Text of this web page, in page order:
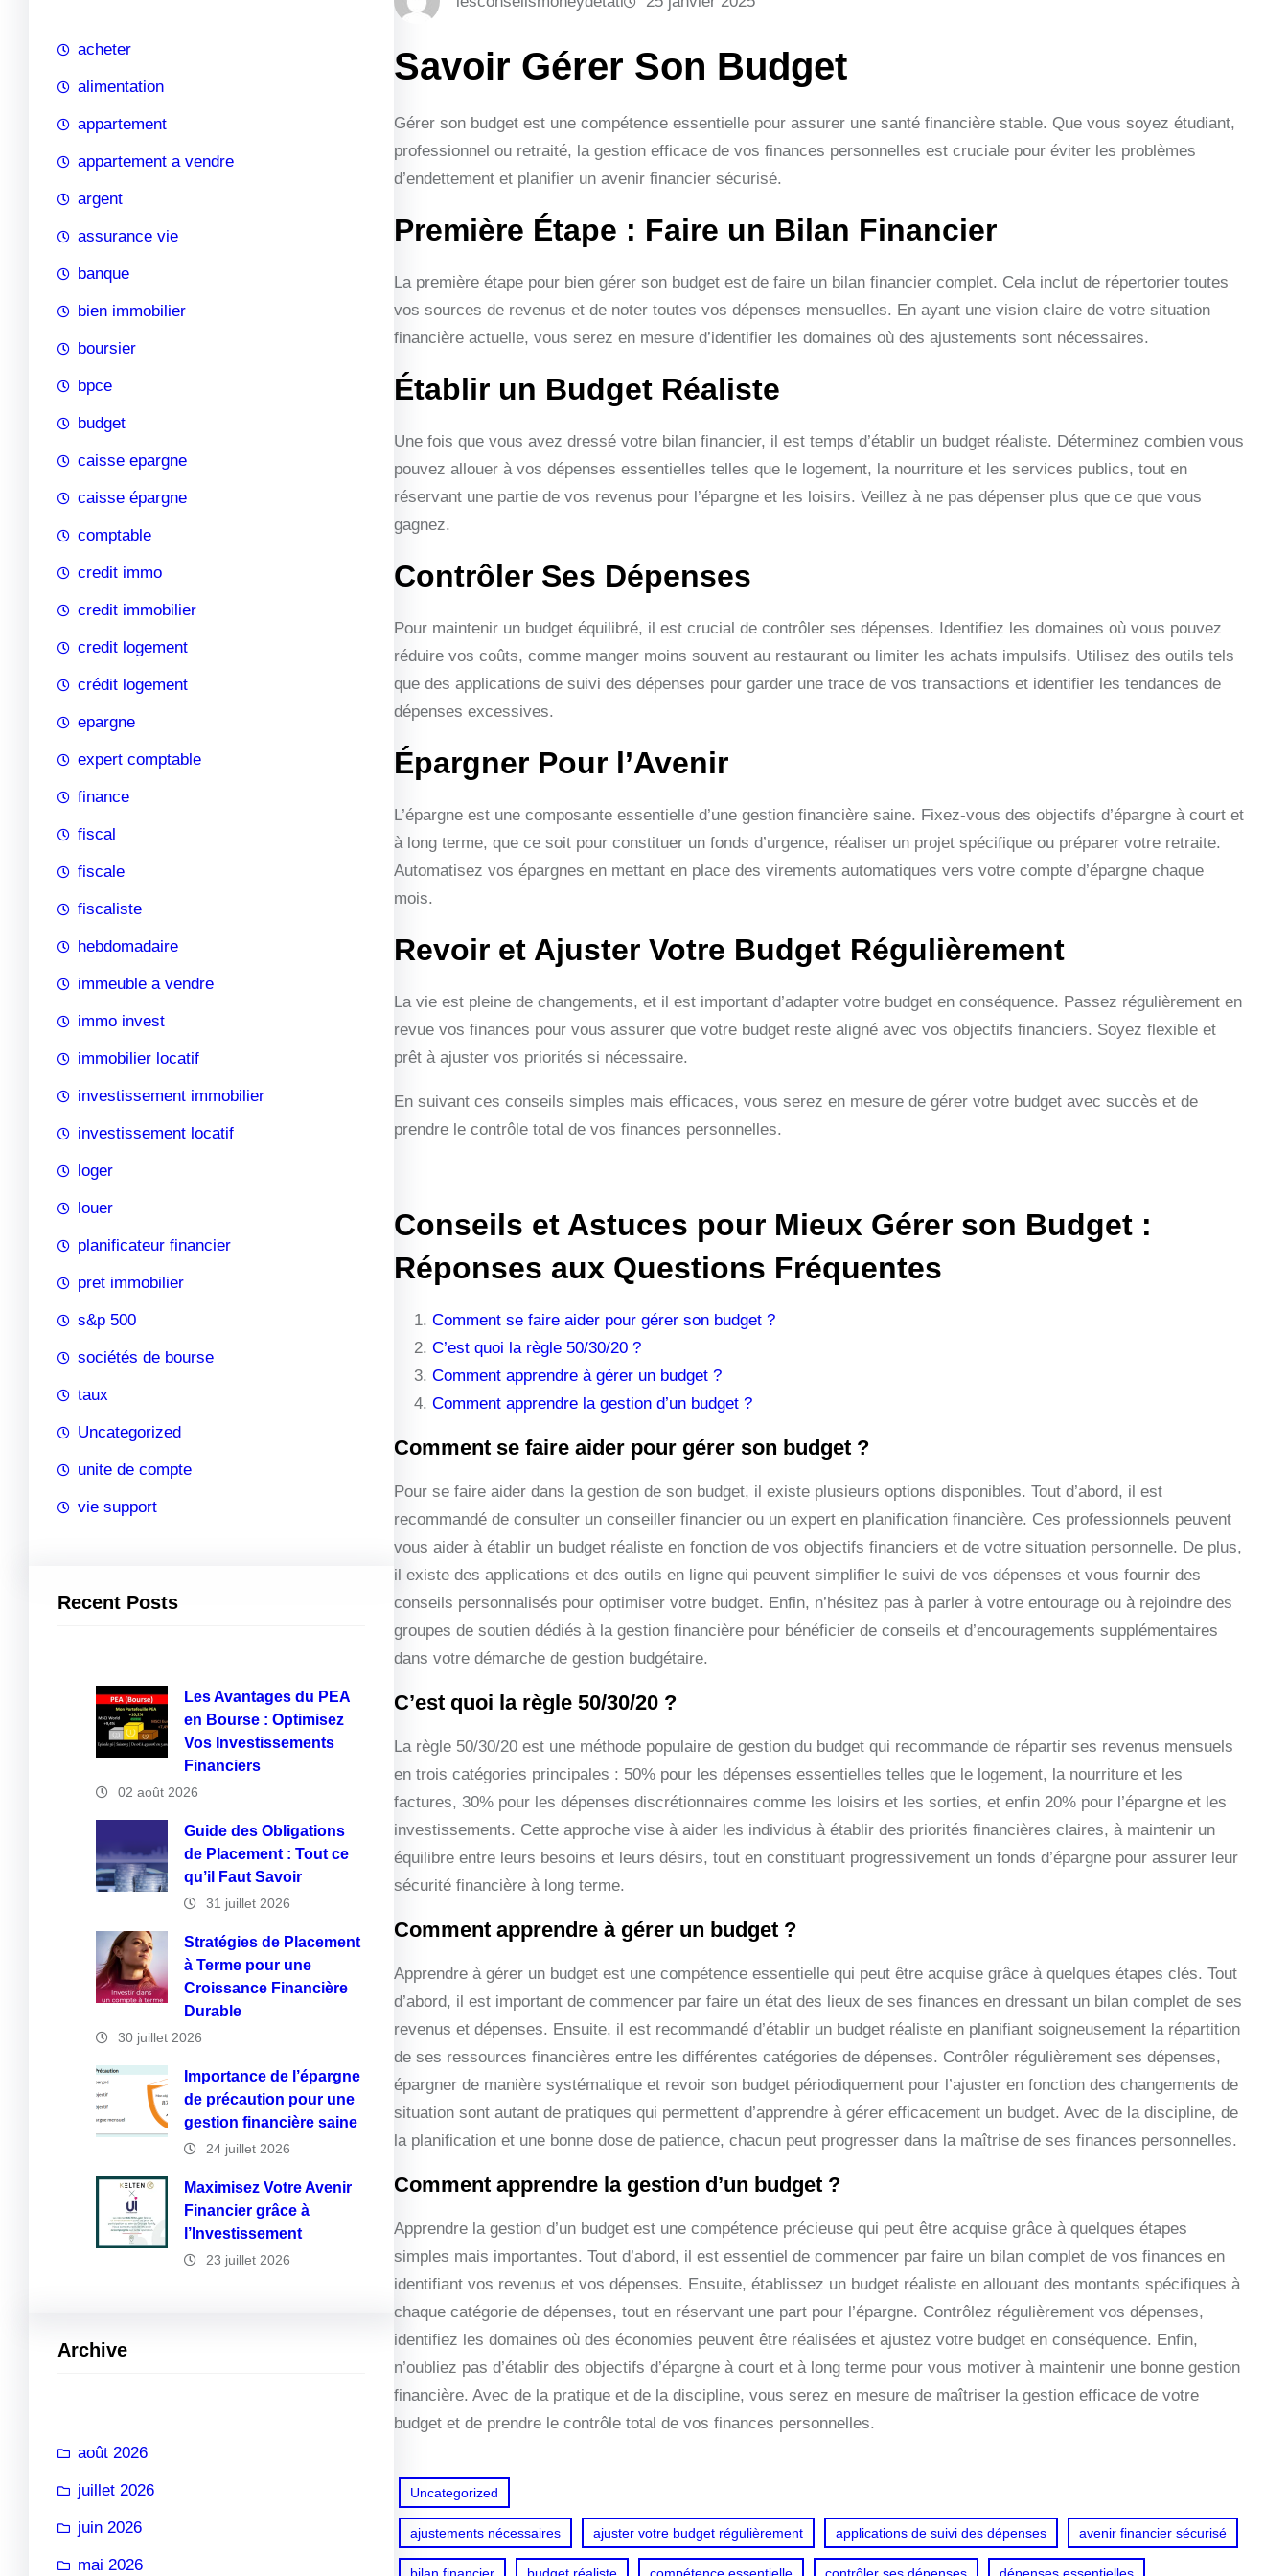
h
acheter
alimentation
appartement
appartement a vendre
argent
assurance vie
banque
bien immobilier
boursier
bpce
budget
caisse epargne
caisse épargne
comptable
credit immo
credit immobilier
credit logement
crédit logement
epargne
expert comptable
finance
fiscal
fiscale
fiscaliste
hebdomadaire
immeuble a vendre
immo invest
immobilier locatif
investissement immobilier
investissement locatif
loger
louer
planificateur financier
pret immobilier
s&p 500
sociétés de bourse
taux
Uncategorized
unite de compte
vie support
Recent Posts
Les Avantages du PEA
en Bourse : Optimisez
Vos Investissements
Financiers
02 août 2026
Guide des Obligations
de Placement : Tout ce
qu’il Faut Savoir
31 juillet 2026
Stratégies de Placement
à Terme pour une
Croissance Financière
Durable
30 juillet 2026
Importance de l’épargne
de précaution pour une
gestion financière saine
24 juillet 2026
Maximisez Votre Avenir
Financier grâce à
l’Investissement
23 juillet 2026
Archive
août 2026
juillet 2026
juin 2026
mai 2026
Savoir Gérer Son Budget
Gérer son budget est une compétence essentielle pour assurer une santé financière stable. Que vous soyez étudiant,
professionnel ou retraité, la gestion efficace de vos finances personnelles est cruciale pour éviter les problèmes
d’endettement et planifier un avenir financier sécurisé.
Première Étape : Faire un Bilan Financier
La première étape pour bien gérer son budget est de faire un bilan financier complet. Cela inclut de répertorier toutes
vos sources de revenus et de noter toutes vos dépenses mensuelles. En ayant une vision claire de votre situation
financière actuelle, vous serez en mesure d’identifier les domaines où des ajustements sont nécessaires.
Établir un Budget Réaliste
Une fois que vous avez dressé votre bilan financier, il est temps d’établir un budget réaliste. Déterminez combien vous
pouvez allouer à vos dépenses essentielles telles que le logement, la nourriture et les services publics, tout en
réservant une partie de vos revenus pour l’épargne et les loisirs. Veillez à ne pas dépenser plus que ce que vous
gagnez.
Contrôler Ses Dépenses
Pour maintenir un budget équilibré, il est crucial de contrôler ses dépenses. Identifiez les domaines où vous pouvez
réduire vos coûts, comme manger moins souvent au restaurant ou limiter les achats impulsifs. Utilisez des outils tels
que des applications de suivi des dépenses pour garder une trace de vos transactions et identifier les tendances de
dépenses excessives.
Épargner Pour l’Avenir
L’épargne est une composante essentielle d’une gestion financière saine. Fixez-vous des objectifs d’épargne à court et
à long terme, que ce soit pour constituer un fonds d’urgence, réaliser un projet spécifique ou préparer votre retraite.
Automatisez vos épargnes en mettant en place des virements automatiques vers votre compte d’épargne chaque
mois.
Revoir et Ajuster Votre Budget Régulièrement
La vie est pleine de changements, et il est important d’adapter votre budget en conséquence. Passez régulièrement en
revue vos finances pour vous assurer que votre budget reste aligné avec vos objectifs financiers. Soyez flexible et
prêt à ajuster vos priorités si nécessaire.
En suivant ces conseils simples mais efficaces, vous serez en mesure de gérer votre budget avec succès et de
prendre le contrôle total de vos finances personnelles.
Conseils et Astuces pour Mieux Gérer son Budget :
Réponses aux Questions Fréquentes
Comment se faire aider pour gérer son budget ?
C’est quoi la règle 50/30/20 ?
Comment apprendre à gérer un budget ?
Comment apprendre la gestion d’un budget ?
Comment se faire aider pour gérer son budget ?
Pour se faire aider dans la gestion de son budget, il existe plusieurs options disponibles. Tout d’abord, il est
recommandé de consulter un conseiller financier ou un expert en planification financière. Ces professionnels peuvent
vous aider à établir un budget réaliste en fonction de vos objectifs financiers et de votre situation personnelle. De plus,
il existe des applications et des outils en ligne qui peuvent simplifier le suivi de vos dépenses et vous fournir des
conseils personnalisés pour optimiser votre budget. Enfin, n’hésitez pas à parler à votre entourage ou à rejoindre des
groupes de soutien dédiés à la gestion financière pour bénéficier de conseils et d’encouragements supplémentaires
dans votre démarche de gestion budgétaire.
C’est quoi la règle 50/30/20 ?
La règle 50/30/20 est une méthode populaire de gestion du budget qui recommande de répartir ses revenus mensuels
en trois catégories principales : 50% pour les dépenses essentielles telles que le logement, la nourriture et les
factures, 30% pour les dépenses discrétionnaires comme les loisirs et les sorties, et enfin 20% pour l’épargne et les
investissements. Cette approche vise à aider les individus à établir des priorités financières claires, à maintenir un
équilibre entre leurs besoins et leurs désirs, tout en constituant progressivement un fonds d’épargne pour assurer leur
sécurité financière à long terme.
Comment apprendre à gérer un budget ?
Apprendre à gérer un budget est une compétence essentielle qui peut être acquise grâce à quelques étapes clés. Tout
d’abord, il est important de commencer par faire un état des lieux de ses finances en dressant un bilan complet de ses
revenus et dépenses. Ensuite, il est recommandé d’établir un budget réaliste en planifiant soigneusement la répartition
de ses ressources financières entre les différentes catégories de dépenses. Contrôler régulièrement ses dépenses,
épargner de manière systématique et revoir son budget périodiquement pour l’ajuster en fonction des changements de
situation sont autant de pratiques qui permettent d’apprendre à gérer efficacement un budget. Avec de la discipline, de
la planification et une bonne dose de patience, chacun peut progresser dans la maîtrise de ses finances personnelles.
Comment apprendre la gestion d’un budget ?
Apprendre la gestion d’un budget est une compétence précieuse qui peut être acquise grâce à quelques étapes
simples mais importantes. Tout d’abord, il est essentiel de commencer par faire un bilan complet de vos finances en
identifiant vos revenus et vos dépenses. Ensuite, établissez un budget réaliste en allouant des montants spécifiques à
chaque catégorie de dépenses, tout en réservant une part pour l’épargne. Contrôlez régulièrement vos dépenses,
identifiez les domaines où des économies peuvent être réalisées et ajustez votre budget en conséquence. Enfin,
n’oubliez pas d’établir des objectifs d’épargne à court et à long terme pour vous motiver à maintenir une bonne gestion
financière. Avec de la pratique et de la discipline, vous serez en mesure de maîtriser la gestion efficace de votre
budget et de prendre le contrôle total de vos finances personnelles.
Uncategorized
ajustements nécessaires ajuster votre budget régulièrement applications de suivi des dépenses avenir financier sécurisé